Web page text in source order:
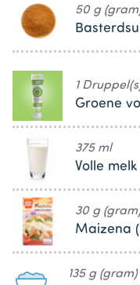
50 g
1
Groene
375 ml
Volle melk
30 g
Maizena
135 g (gram)